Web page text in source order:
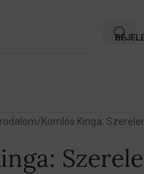
Komlós Kinga: